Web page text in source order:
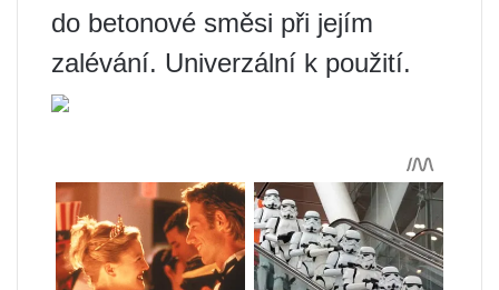
do betonové směsi při jejím
zalévání. Univerzální k použití.